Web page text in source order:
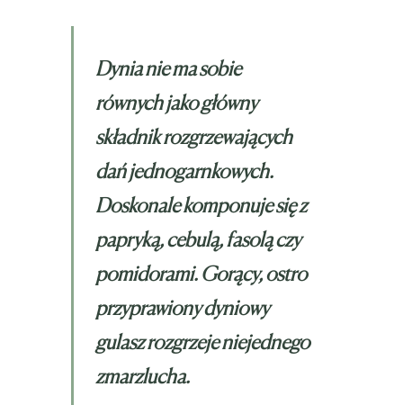
Dynia nie ma sobie
równych jako główny
składnik rozgrzewających
dań jednogarnkowych.
Doskonale komponuje się z
papryką, cebulą, fasolą czy
pomidorami. Gorący, ostro
przyprawiony dyniowy
gulasz rozgrzeje niejednego
zmarzlucha.